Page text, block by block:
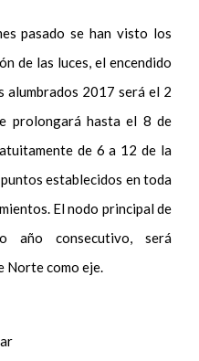
pasado se han visto los
de las luces, el encendido
alumbrados 2017 será el 2
prolongará hasta el 8 de
de 6 a 12 de la
establecidos en toda
El nodo principal de
año consecutivo, será
Norte como eje.